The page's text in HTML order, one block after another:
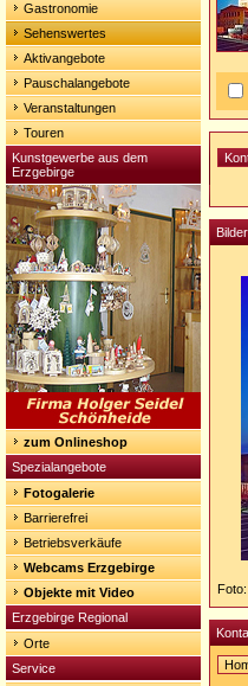
Gastronomie
Sehenswertes
Aktivangebote
Pauschalangebote
Veranstaltungen
Touren
Kunstgewerbe aus dem
Erzgebirge
zum Onlineshop
Spezialangebote
Fotogalerie
Barrierefrei
Betriebsverkäufe
Webcams Erzgebirge
Objekte mit Video
Erzgebirge Regional
Orte
Service
Bilder